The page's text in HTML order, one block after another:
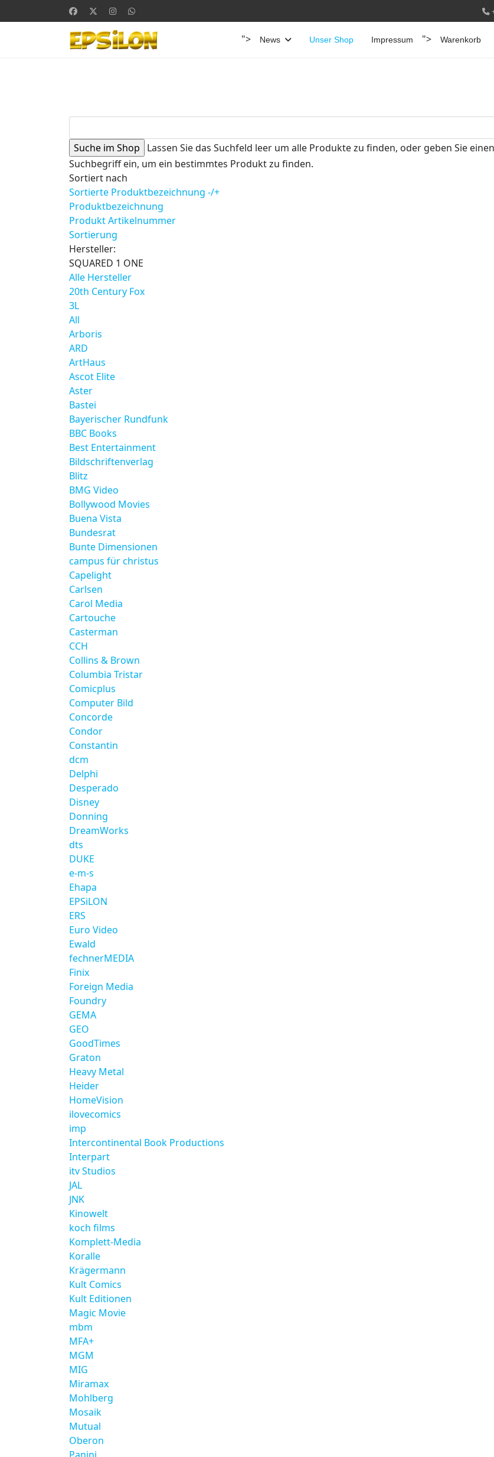
"> News Unser Shop Impressum "> Warenkorb
Lassen Sie das Suchfeld leer um alle Produkte zu finden, oder geben Sie einen
Suchbegriff ein, um ein bestimmtes Produkt zu finden.
Sortiert nach
Sortierte Produktbezeichnung -/+
Produktbezeichnung
Produkt Artikelnummer
Sortierung
Hersteller:
SQUARED 1 ONE
Alle Hersteller
20th Century Fox
3L
All
Arboris
ARD
ArtHaus
Ascot Elite
Aster
Bastei
Bayerischer Rundfunk
BBC Books
Best Entertainment
Bildschriftenverlag
Blitz
BMG Video
Bollywood Movies
Buena Vista
Bundesrat
Bunte Dimensionen
campus für christus
Capelight
Carlsen
Carol Media
Cartouche
Casterman
CCH
Collins & Brown
Columbia Tristar
Comicplus
Computer Bild
Concorde
Condor
Constantin
dcm
Delphi
Desperado
Disney
Donning
DreamWorks
dts
DUKE
e-m-s
Ehapa
EPSiLON
ERS
Euro Video
Ewald
fechnerMEDIA
Finix
Foreign Media
Foundry
GEMA
GEO
GoodTimes
Graton
Heavy Metal
Heider
HomeVision
ilovecomics
imp
Intercontinental Book Productions
Interpart
itv Studios
JAL
JNK
Kinowelt
koch films
Komplett-Media
Koralle
Krägermann
Kult Comics
Kult Editionen
Magic Movie
mbm
MFA+
MGM
MIG
Miramax
Mohlberg
Mosaik
Mutual
Oberon